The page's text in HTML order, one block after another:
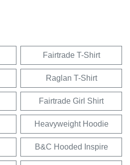
Fairtrade T-Shirt
Raglan T-Shirt
Fairtrade Girl Shirt
Heavyweight Hoodie
B&C Hooded Inspire